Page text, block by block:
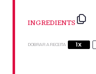
INGREDIENTS
DOBRAR A RECEITA 1X